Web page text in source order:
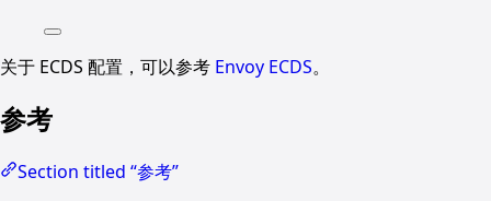
关于 ECDS 配置，可以参考 Envoy ECDS。
参考
Section titled “参考”